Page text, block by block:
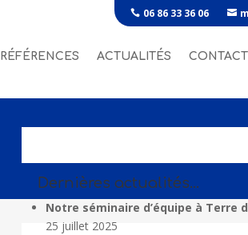
06 86 33 36 06
RÉFÉRENCES ACTUALITÉS CONTACT
Dernières actualités…
Notre séminaire d’équipe à Terre
25 juillet 2025